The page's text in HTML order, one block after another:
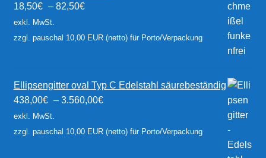
18,50€ – 82,50€
exkl. MwSt.
zzgl. pauschal 10,00 EUR (netto) für Porto/Verpackung
Ellipsengitter oval Typ C Edelstahl säurebeständig
438,00€ – 3.560,00€
exkl. MwSt.
zzgl. pauschal 10,00 EUR (netto) für Porto/Verpackung